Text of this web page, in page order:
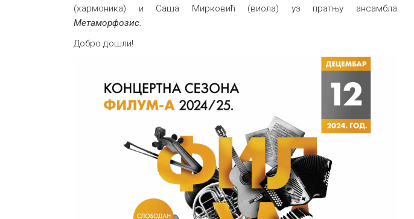
(хармоника) и Саша Мирковић (виола) уз пратњу ансамбла
Метаморфозис.
Добро дошли!